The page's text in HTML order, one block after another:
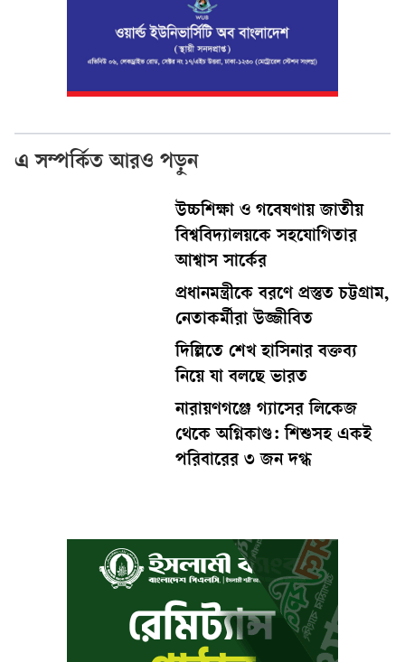
এ সম্পর্কিত আরও পড়ুন
উচ্চশিক্ষা ও গবেষণায় জাতীয়
বিশ্ববিদ্যালয়কে সহযোগিতার
আশ্বাস সার্কের
প্রধানমন্ত্রীকে বরণে প্রস্তুত চট্টগ্রাম,
নেতাকর্মীরা উজ্জীবিত
দিল্লিতে শেখ হাসিনার বক্তব্য
নিয়ে যা বলছে ভারত
নারায়ণগঞ্জে গ্যাসের লিকেজ
থেকে অগ্নিকাণ্ড: শিশুসহ একই
পরিবারের ৩ জন দগ্ধ